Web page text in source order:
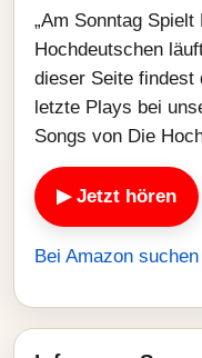
„Am Sonntag
Hochdeutschen
dieser Seite findest
letzte Plays bei
Songs von Die
▶ Jetzt hören
Bei Amazon